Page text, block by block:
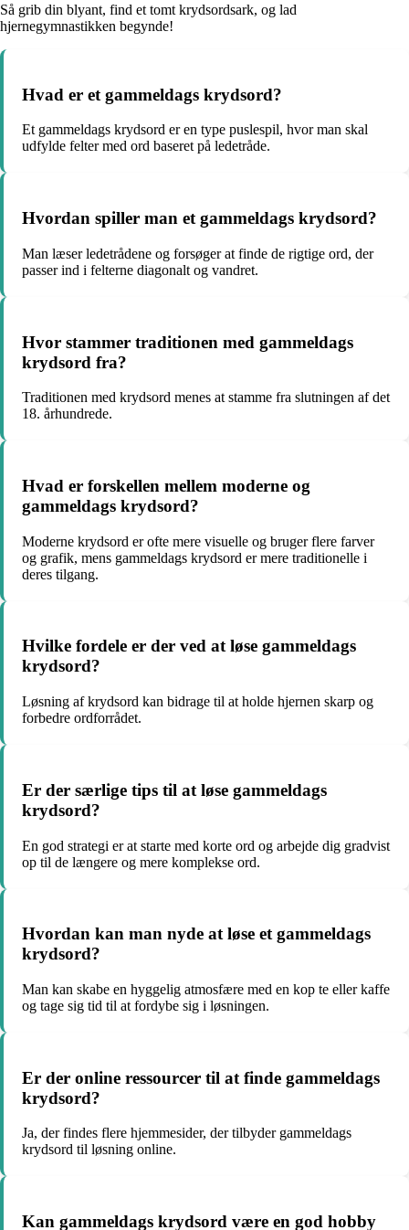
Så grib din blyant, find et tomt krydsordsark, og lad
hjernegymnastikken begynde!
Hvad er et gammeldags krydsord?
Et gammeldags krydsord er en type puslespil, hvor man skal
udfylde felter med ord baseret på ledetråde.
Hvordan spiller man et gammeldags krydsord?
Man læser ledetrådene og forsøger at finde de rigtige ord, der
passer ind i felterne diagonalt og vandret.
Hvor stammer traditionen med gammeldags
krydsord fra?
Traditionen med krydsord menes at stamme fra slutningen af det
18. århundrede.
Hvad er forskellen mellem moderne og
gammeldags krydsord?
Moderne krydsord er ofte mere visuelle og bruger flere farver
og grafik, mens gammeldags krydsord er mere traditionelle i
deres tilgang.
Hvilke fordele er der ved at løse gammeldags
krydsord?
Løsning af krydsord kan bidrage til at holde hjernen skarp og
forbedre ordforrådet.
Er der særlige tips til at løse gammeldags
krydsord?
En god strategi er at starte med korte ord og arbejde dig gradvist
op til de længere og mere komplekse ord.
Hvordan kan man nyde at løse et gammeldags
krydsord?
Man kan skabe en hyggelig atmosfære med en kop te eller kaffe
og tage sig tid til at fordybe sig i løsningen.
Er der online ressourcer til at finde gammeldags
krydsord?
Ja, der findes flere hjemmesider, der tilbyder gammeldags
krydsord til løsning online.
Kan gammeldags krydsord være en god hobby